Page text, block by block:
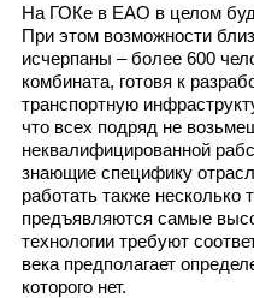
На ГОКе в ЕАО в целом
При этом возможности
исчерпаны – более 600
комбината, готовя к
транспортную
что всех подряд не
неквалифицированной
знающие специфику
работать также несколько
предъявляются самые
технологии требуют
века предполагает
которого нет.